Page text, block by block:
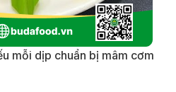
mỗi dịp chuẩn bị mâm cơm